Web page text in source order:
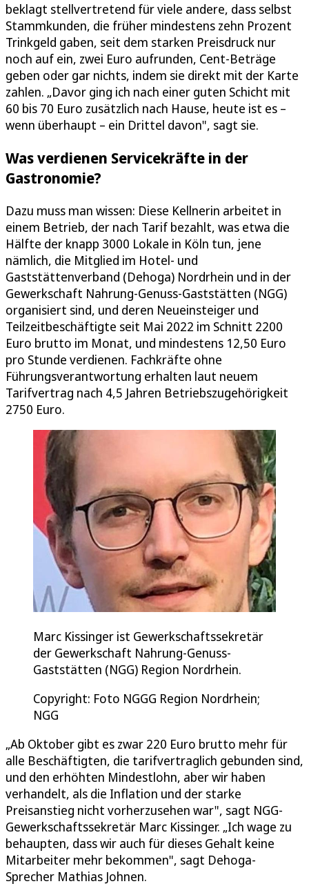
beklagt stellvertretend für viele andere, dass selbst
Stammkunden, die früher mindestens zehn Prozent
Trinkgeld gaben, seit dem starken Preisdruck nur
noch auf ein, zwei Euro aufrunden, Cent-Beträge
geben oder gar nichts, indem sie direkt mit der Karte
zahlen. „Davor ging ich nach einer guten Schicht mit
60 bis 70 Euro zusätzlich nach Hause, heute ist es –
wenn überhaupt – ein Drittel davon", sagt sie.
Was verdienen Servicekräfte in der
Gastronomie?
Dazu muss man wissen: Diese Kellnerin arbeitet in
einem Betrieb, der nach Tarif bezahlt, was etwa die
Hälfte der knapp 3000 Lokale in Köln tun, jene
nämlich, die Mitglied im Hotel- und
Gaststättenverband (Dehoga) Nordrhein und in der
Gewerkschaft Nahrung-Genuss-Gaststätten (NGG)
organisiert sind, und deren Neueinsteiger und
Teilzeitbeschäftigte seit Mai 2022 im Schnitt 2200
Euro brutto im Monat, und mindestens 12,50 Euro
pro Stunde verdienen. Fachkräfte ohne
Führungsverantwortung erhalten laut neuem
Tarifvertrag nach 4,5 Jahren Betriebszugehörigkeit
2750 Euro.
Marc Kissinger ist Gewerkschaftssekretär
der Gewerkschaft Nahrung-Genuss-
Gaststätten (NGG) Region Nordrhein.
Copyright: Foto NGGG Region Nordrhein;
NGG
„Ab Oktober gibt es zwar 220 Euro brutto mehr für
alle Beschäftigten, die tarifvertraglich gebunden sind,
und den erhöhten Mindestlohn, aber wir haben
verhandelt, als die Inflation und der starke
Preisanstieg nicht vorherzusehen war", sagt NGG-
Gewerkschaftssekretär Marc Kissinger. „Ich wage zu
behaupten, dass wir auch für dieses Gehalt keine
Mitarbeiter mehr bekommen", sagt Dehoga-
Sprecher Mathias Johnen.